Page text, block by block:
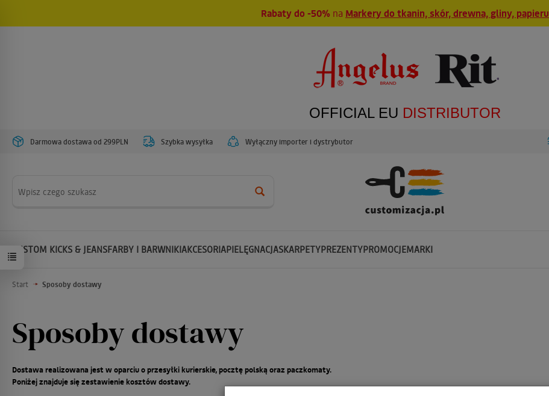
Rabaty do -50% na Markery do tkanin, skór, drewna, gliny, papieru
OFFICIAL EU DISTRIBUTOR
Darmowa dostawa od 299PLN Szybka wysyłka Wyłączny importer i dystrybutor
CUSTOM KICKS & JEANSFARBY I BARWNIKIAKCESORIAPIELĘGNACJASKARPETYPREZENTYPROMOCJEMARKI
Start Sposoby dostawy
Sposoby dostawy
Dostawa realizowana jest w oparciu o przesyłki kurierskie, pocztę polską oraz paczkomaty.
Poniżej znajduje się zestawienie kosztów dostawy.